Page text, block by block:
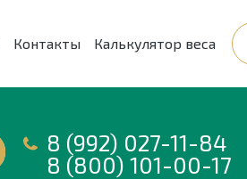
Контакты Калькулятор веса
8 (992) 027-11-84
8 (800) 101-00-17